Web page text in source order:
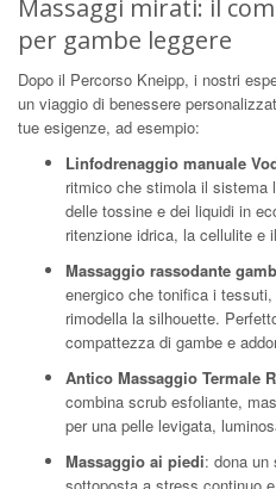
Massaggi mirati: il
per gambe leggere
Dopo il Percorso Kneipp, i nostri
un viaggio di benessere
tue esigenze, ad esempio:
Linfodrenaggio manuale
ritmico che stimola il sistema
delle tossine e dei liquidi in
ritenzione idrica, la cellulite e
Massaggio rassodante
energico che tonifica i
rimodella la silhouette.
compattezza di gambe e
Antico Massaggio Termale
combina scrub esfoliante,
per una pelle levigata,
Massaggio ai piedi: dona un